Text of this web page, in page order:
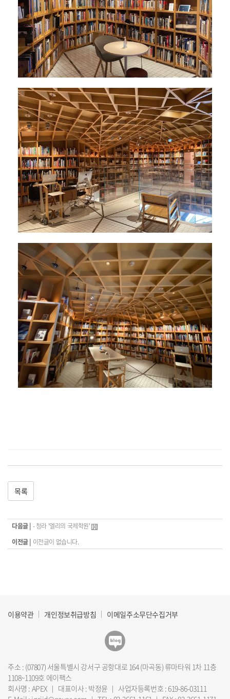
목록
다음글 | - 청라 '엘리의 국제학원'
이전글 | 이전글이 없습니다.
이용약관 개인정보취급방침 이메일주소무단수집거부
주소 : (07807) 서울특별시 강서구 공항대로 164 (마곡동) 류마타워 1차 11층
1108~1109호 에이팩스
회사명 : APEX
대표이사 : 박정윤
사업자등록번호 : 619-86-03111